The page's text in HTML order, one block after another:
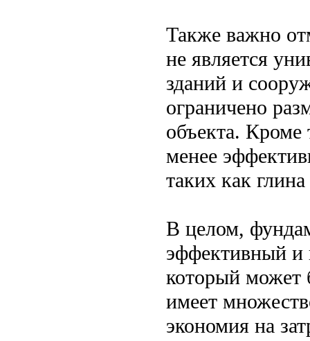
Также важно
не является
зданий и
ограничено
объекта. Кроме
менее
таких как
В целом,
эффективный и
который может
имеет
экономия на